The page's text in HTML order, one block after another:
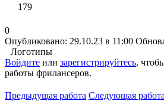
179
0
Опубликовано: 29.10.23 в 11:00
Логотипы
Войдите или зарегистрируйтесь,
работы фрилансеров.
Предыдущая работа Следующая работа